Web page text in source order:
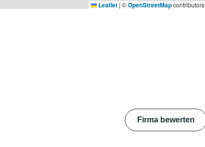
Leaflet | ©OpenStreetMapcontributors
Firma bewerten